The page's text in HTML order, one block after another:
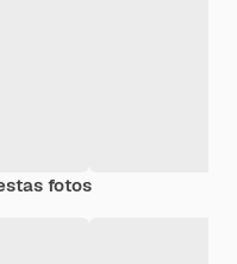
fotos